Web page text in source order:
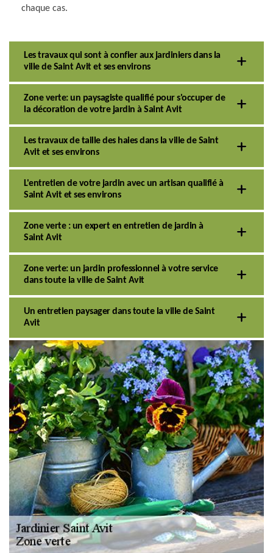
chaque cas.
Les travaux qui sont à confier aux jardiniers dans la
ville de Saint Avit et ses environs
Zone verte: un paysagiste qualifié pour s'occuper de
la décoration de votre jardin à Saint Avit
Les travaux de taille des haies dans la ville de Saint
Avit et ses environs
L'entretien de votre jardin avec un artisan qualifié à
Saint Avit et ses environs
Zone verte : un expert en entretien de jardin à
Saint Avit
Zone verte: un jardin professionnel à votre service
dans toute la ville de Saint Avit
Un entretien paysager dans toute la ville de Saint
Avit